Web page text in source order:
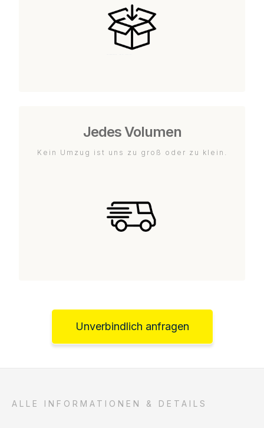
Jedes Volumen
Kein Umzug ist uns zu groß oder zu klein.
Unverbindlich anfragen
ALLE INFORMATIONEN & DETAILS